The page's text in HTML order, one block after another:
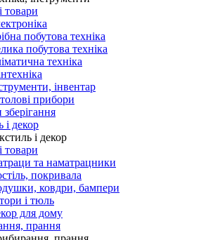
товари
побутова техніка
побутова техніка
техніка
інвентар
прибори
і декор
і декор
товари
та наматрацники
покривала
ковдри, бампери
і тюль
для дому
прання